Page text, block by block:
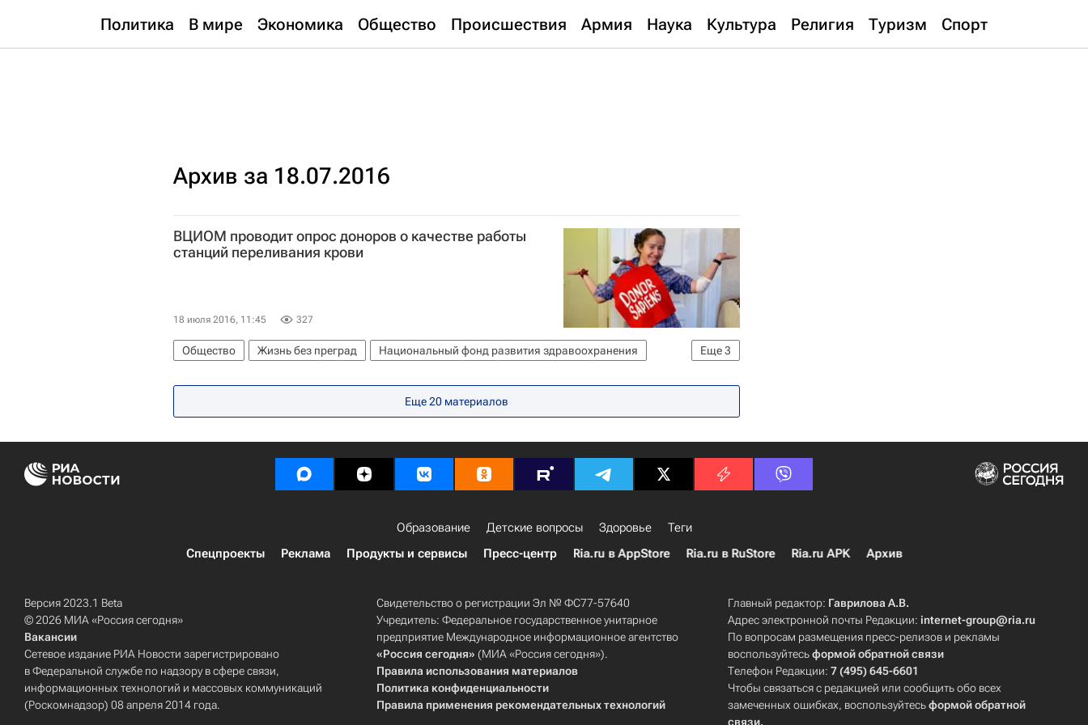
Политика В мире Экономика Общество Происшествия Армия Наука Культура Религия Туризм Спорт
Архив за 18.07.2016
ВЦИОМ проводит опрос доноров о качестве работы
станций переливания крови
18 июля 2016, 11:45 327
Еще3
Общество Жизнь без преград
Национальный фонд развития здравоохранения
Еще 20 материалов
Образование Детские вопросы Здоровье
Теги
Спецпроекты
Реклама Продукты и сервисы Пресс-центр Ria.ru в AppStore Ria.ru в RuStore Ria.ru APK Архив
Версия 2023.1 Beta
© 2026 МИА «Россия сегодня»
Вакансии
Сетевое издание РИА Новости зарегистрировано
в Федеральной службе по надзору в сфере связи,
информационных технологий и массовых коммуникаций
(Роскомнадзор) 08 апреля 2014 года.
Свидетельство о регистрации Эл № ФС77-57640
Учредитель: Федеральное государственное унитарное
предприятие Международное информационное агентство
«Россия сегодня» (МИА «Россия сегодня»).
Правила использования материалов
Политика конфиденциальности
Правила применения рекомендательных технологий
Главный редактор: Гаврилова А.В.
Адрес электронной почты Редакции:internet-group@ria.ru
По вопросам размещения пресс-релизов и рекламы
воспользуйтесьформой обратной связи
Телефон Редакции:7 (495) 645-6601
Чтобы связаться с редакцией или сообщить обо всех
замеченных ошибках, воспользуйтесьформой обратной
связи.